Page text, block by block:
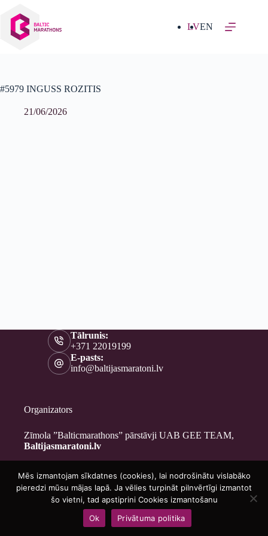
saturu
LVEN
#5979 INGUSS ROZITIS
21/06/2026
Tālrunis:
+371 22019199
E-pasts:
info@baltijasmaratoni.lv
Organizators
Zīmola ”Balticmarathons” pārstāvji UAB GEE TEAM,
Baltijasmaratoni.lv
Kontakti
Par mums
Brīvprātīgajiem
Privātuma politika
Copyright © 2026 - Baltijasmaratoni.lv
Mēs izmantojam sīkdatnes (cookies), lai nodrošinātu vislabāko
pieredzi mūsu mājas lapā. Ja vēlies turpināt pilnvērtīgi izmantot
šo vietni, tad apstiprini Cookies izmantošanu
Ok
Privātuma politika